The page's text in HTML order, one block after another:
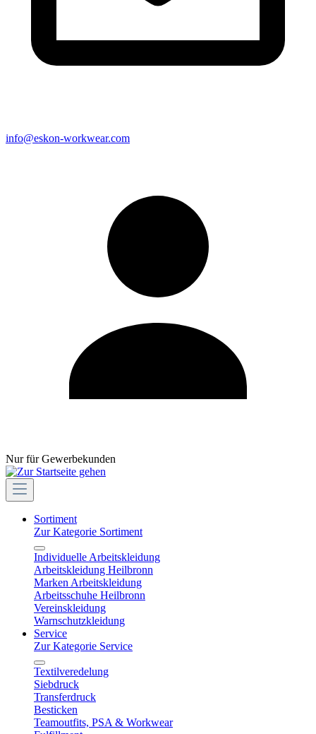
info@eskon-workwear.com
Nur für Gewerbekunden
Sortiment
Zur Kategorie Sortiment
Individuelle Arbeitskleidung
Arbeitskleidung Heilbronn
Marken Arbeitskleidung
Arbeitsschuhe Heilbronn
Vereinskleidung
Warnschutzkleidung
Service
Zur Kategorie Service
Textilveredelung
Siebdruck
Transferdruck
Besticken
Teamoutfits, PSA & Workwear